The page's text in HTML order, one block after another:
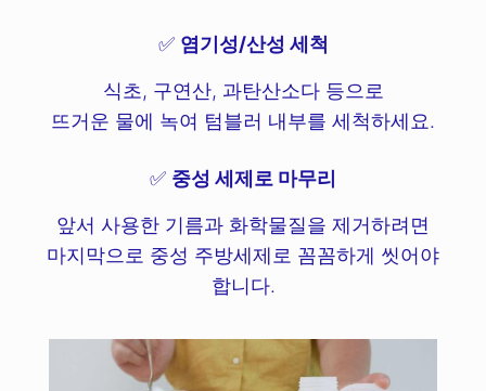
✅ 염기성/산성 세척
식초, 구연산, 과탄산소다 등으로
뜨거운 물에 녹여 텀블러 내부를 세척하세요.
✅ 중성 세제로 마무리
앞서 사용한 기름과 화학물질을 제거하려면
마지막으로 중성 주방세제로 꼼꼼하게 씻어야
합니다.